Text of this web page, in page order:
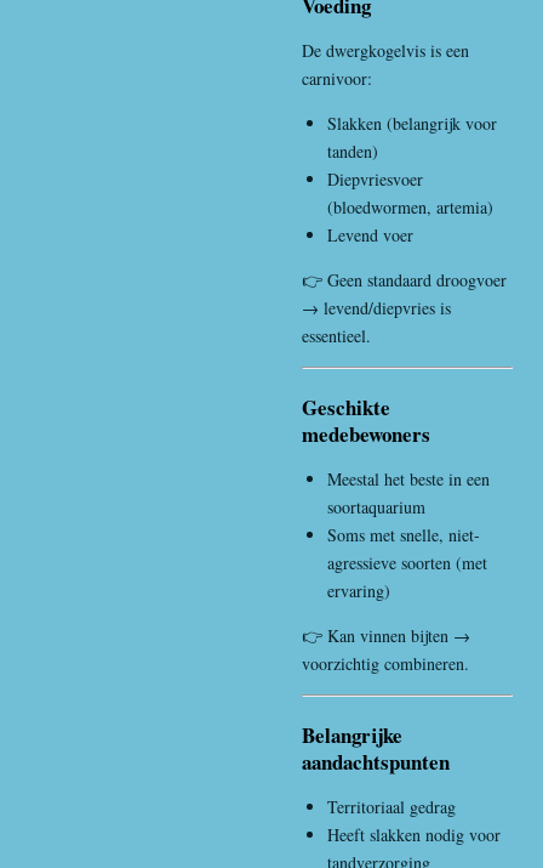
De dwergkogelvis is een
carnivoor:
Slakken (belangrijk voor
tanden)
Diepvriesvoer
(bloedwormen, artemia)
Levend voer
👉 Geen standaard droogvoer
→ levend/diepvries is
essentieel.
Geschikte
medebewoners
Meestal het beste in een
soortaquarium
Soms met snelle, niet-
agressieve soorten (met
ervaring)
👉 Kan vinnen bijten →
voorzichtig combineren.
Belangrijke
aandachtspunten
Territoriaal gedrag
Heeft slakken nodig voor
tandverzorging